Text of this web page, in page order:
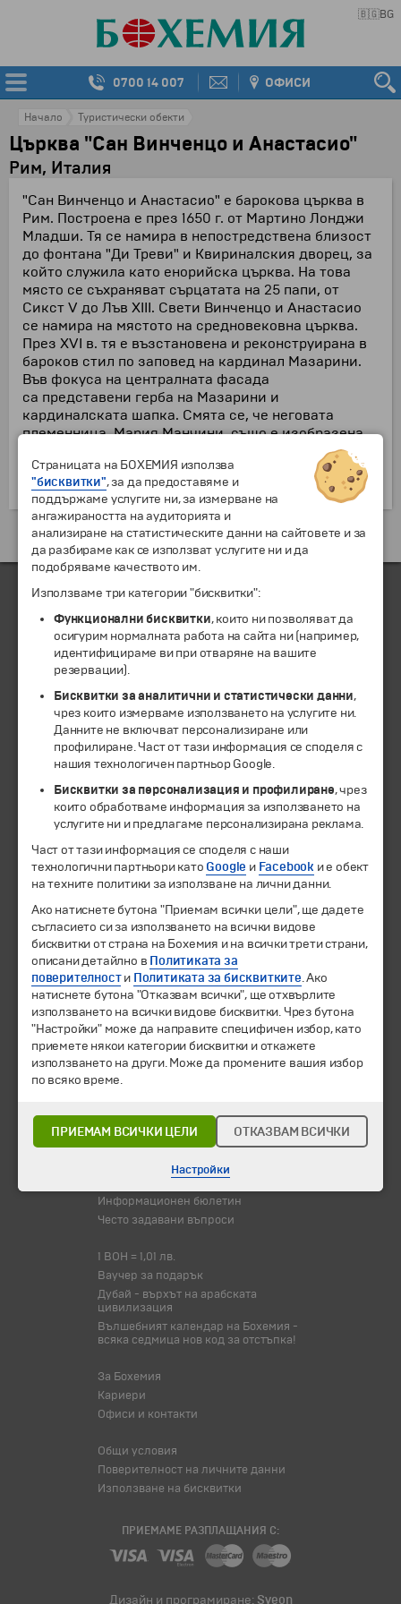
🇧🇬BG
0700 14 007 ОФИСИ
Начало Туристически обекти
Църква "Сан Винченцо и Анастасио"
Рим, Италия
"Сан Винченцо и Анастасио" е барокова църква в
Рим. Построена е през 1650 г. от Мартино Лонджи
Младши. Тя се намира в непостредствена близост
до фонтана "Ди Треви" и Квириналския дворец, за
който служила като енорийска църква. На това
място се съхраняват сърцатата на 25 папи, от
Сикст V до Лъв XIII. Свети Винченцо и Анастасио
се намира на мястото на средновековна църква.
През XVI в. тя е възстановена и реконструирана в
бароков стил по заповед на кардинал Мазарини.
Във фокуса на централната фасада
са представени герба на Мазарини и
кардиналската шапка. Смята се, че неговата
племенница, Мария Манчини, също е изобразена
на фасадата. До 1820 г., църквата е позната като
"Папска енория". Интериорът на църквата обхваща
православен иконостас и олтар.
Екскурзии и почивки до Италия »
ЧЛЕН НА
© 1994-2026 Бохемия ООД.Всички права запазени.
Екскурзии и почивки
Направления
Календар
Всички програми от А до Я
Промоции
Горещи оферти
Потвърдени дати
Празници
Оферта на деня
Туристически обекти
Хотелски резервации
Корпоративно обслужване
Информационен бюлетин
Често задавани въпроси
1 BOH = 1,01 лв.
Ваучер за подарък
Дубай - върхът на арабската
цивилизация
Вълшебният календар на Бохемия -
всяка седмица нов код за отстъпка!
За Бохемия
Кариери
Офиси и контакти
Общи условия
Поверителност на личните данни
Използване на бисквитки
ПРИЕМАМЕ РАЗПЛАЩАНИЯ С:
Дизайн и програмиране: Sveon
Страницата на БОХЕМИЯ използва
"бисквитки", за да предоставяме и
поддържаме услугите ни, за измерване на
ангажираността на аудиторията и
анализиране на статистическите данни на сайтовете и за
да разбираме как се използват услугите ни и да
подобряваме качеството им.
Използваме три категории "бисквитки":
Функционални бисквитки, които ни позволяват да
осигурим нормалната работа на сайта ни (например,
идентифицираме ви при отваряне на вашите
резервации).
Бисквитки за аналитични и статистически данни,
чрез които измерваме използването на услугите ни.
Данните не включват персонализиране или
профилиране. Част от тази информация се споделя с
нашия технологичен партньор Google.
Бисквитки за персонализация и профилиране, чрез
които обработваме информация за използването на
услугите ни и предлагаме персонализирана реклама.
Част от тази информация се споделя с наши
технологични партньори като Google и Facebook и е обект
на техните политики за използване на лични данни.
Ако натиснете бутона "Приемам всички цели", ще дадете
съгласието си за използването на всички видове
бисквитки от страна на Бохемия и на всички трети страни,
описани детайлно в Политиката за
поверителности Политиката за бисквитките. Ако
натиснете бутона "Отказвам всички", ще отхвърлите
използването на всички видове бисквитки. Чрез бутона
"Настройки" може да направите специфичен избор, като
приемете някои категории бисквитки и откажете
използването на други. Може да промените вашия избор
по всяко време.
ПРИЕМАМ ВСИЧКИ ЦЕЛИ ОТКАЗВАМ ВСИЧКИ
Настройки